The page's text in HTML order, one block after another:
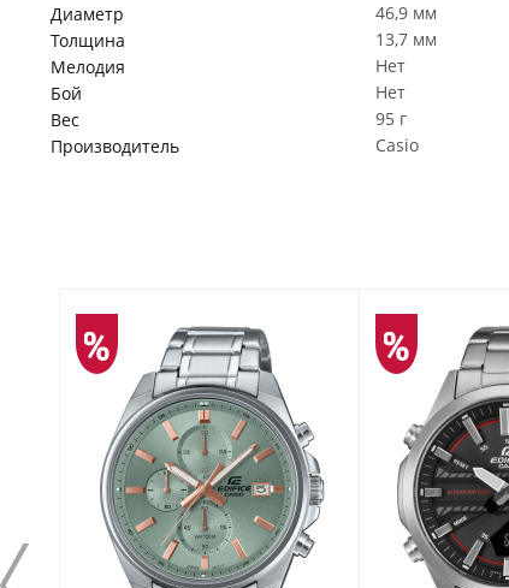
Диаметр
46,9 мм
Толщина
13,7 мм
Мелодия
Нет
Бой
Нет
Вес
95 г
Производитель
Casio